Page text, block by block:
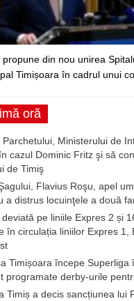
propune din nou unirea
Timișoara în cadrul unui
oră
Parchetului, Ministerului de
cazul Dominic Fritz şi să
de Timiş
Flavius Roşu, apel
a distrus locuinţele a două
pe liniile Expres 2 și
în circulația liniilor Expres 1,
Timișoara începe Superliga
programate derby-urile
Timiș a decis sancțiunea lui